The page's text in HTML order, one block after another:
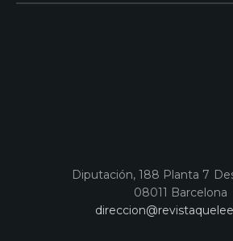
Diputación, 188 Planta 7
08011 Barcelona